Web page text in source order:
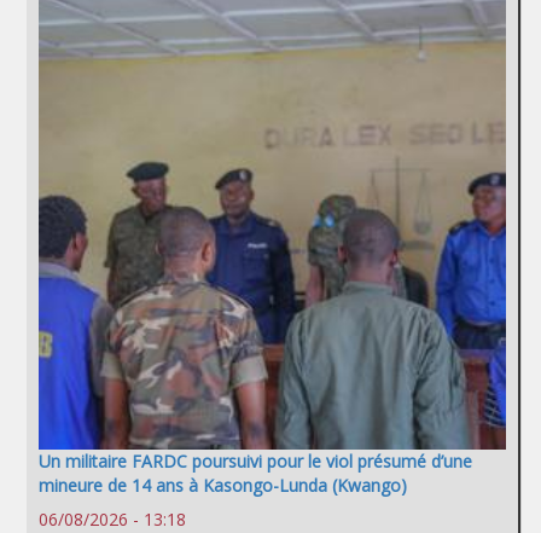
Un militaire FARDC poursuivi pour le viol présumé d’une
mineure de 14 ans à Kasongo-Lunda (Kwango)
06/08/2026 - 13:18